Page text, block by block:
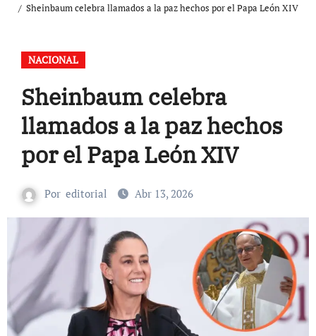
Sheinbaum celebra llamados a la paz hechos por el Papa León XIV
NACIONAL
Sheinbaum celebra
llamados a la paz hechos
por el Papa León XIV
Por editorial Abr 13, 2026